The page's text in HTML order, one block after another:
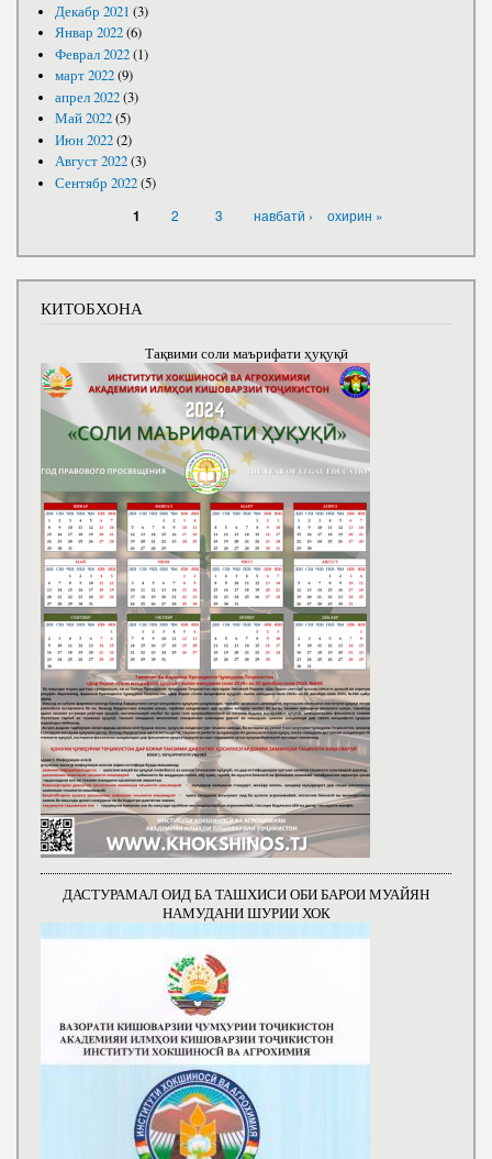
Декабр 2021 (3)
Январ 2022(6)
Феврал 2022(1)
март 2022(9)
апрел 2022(3)
Май 2022(5)
Июн 2022(2)
Август 2022(3)
Сентябр 2022(5)
1 2 3 навбатӣ › охирин »
КИТОБХОНА
Тақвими соли маърифати ҳуқуқӣ
ДАСТУРАМАЛ ОИД БА ТАШХИСИ ОБИ БАРОИ МУАЙЯН
НАМУДАНИ ШУРИИ ХОК